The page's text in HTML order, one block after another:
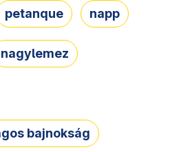
petanque napp
nagylemez
bajnokság